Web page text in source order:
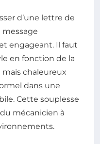
d’une lettre de
engageant. Il faut
en fonction de la
chaleureux
dans une
Cette souplesse
mécanicien à